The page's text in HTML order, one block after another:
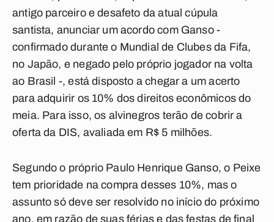
antigo parceiro e desafeto da atual cúpula
santista, anunciar um acordo com Ganso -
confirmado durante o Mundial de Clubes da Fifa,
no Japão, e negado pelo próprio jogador na volta
ao Brasil -, está disposto a chegar a um acerto
para adquirir os 10% dos direitos econômicos do
meia. Para isso, os alvinegros terão de cobrir a
oferta da DIS, avaliada em R$ 5 milhões.
Segundo o próprio Paulo Henrique Ganso, o Peixe
tem prioridade na compra desses 10%, mas o
assunto só deve ser resolvido no início do próximo
ano, em razão de suas férias e das festas de final